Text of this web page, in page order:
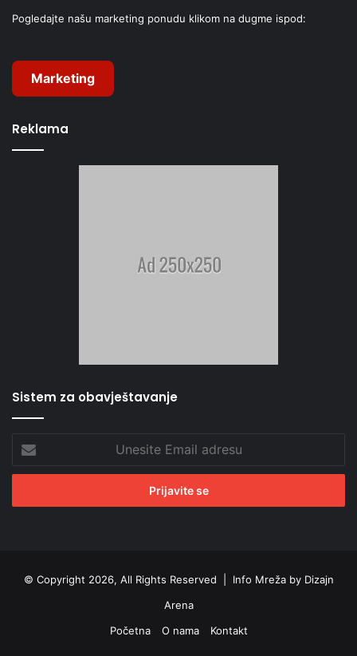
Pogledajte našu marketing ponudu klikom na dugme ispod:
Marketing
Reklama
Sistem za obavještavanje
Unesite
Email
adresu
© Copyright 2026, All Rights Reserved | Info Mreža by Dizajn
Arena
Početna
O nama Kontakt